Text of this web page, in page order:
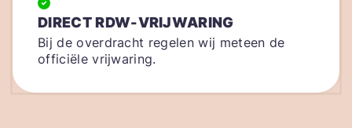
DIRECT RDW-VRIJWARING
Bij de overdracht regelen wij meteen de
officiële vrijwaring.